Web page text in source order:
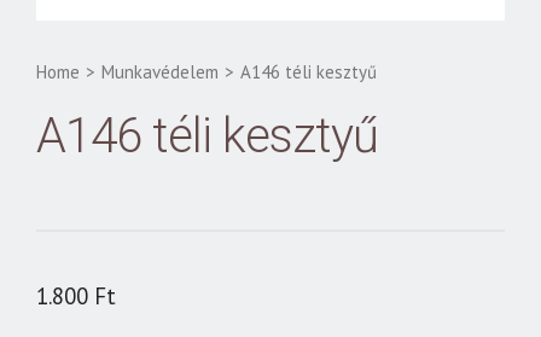
Home > Munkavédelem > A146 téli kesztyű
A146 téli kesztyű
1.800 Ft